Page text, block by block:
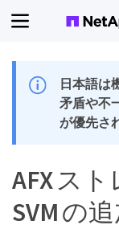
日本語は
矛盾や不
が優先さ
AFX ス
SVM の